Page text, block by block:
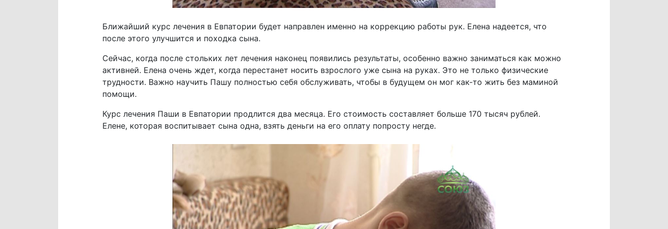
Ближайший курс лечения в Евпатории будет направлен именно на коррекцию работы рук. Елена надеется, что
после этого улучшится и походка сына.
Сейчас, когда после стольких лет лечения наконец появились результаты, особенно важно заниматься как можно
активней. Елена очень ждет, когда перестанет носить взрослого уже сына на руках. Это не только физические
трудности. Важно научить Пашу полностью себя обслуживать, чтобы в будущем он мог как-то жить без маминой
помощи.
Курс лечения Паши в Евпатории продлится два месяца. Его стоимость составляет больше 170 тысяч рублей.
Елене, которая воспитывает сына одна, взять деньги на его оплату попросту негде.